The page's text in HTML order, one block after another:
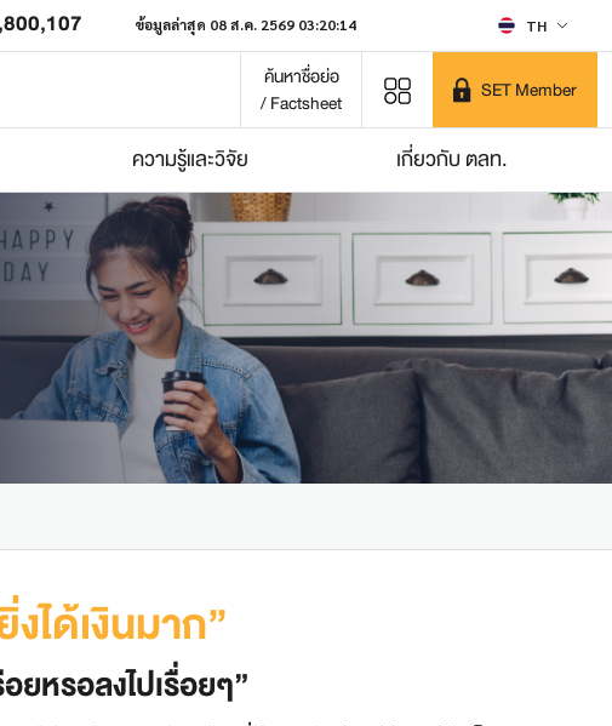
ข้อมูลล่าสุด 08 ส.ค. 2569 03:20:14 TH
ค้นหาชื่อย่อ
/ Factsheet
SET Member
ความรู้และวิจัย เกี่ยวกับ ตลท.
ได้เงินมาก”
ยหรอลงไปเรื่อยๆ”